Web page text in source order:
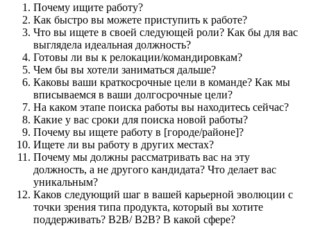
Почему ищите работу?
Как быстро вы можете приступить к работе?
Что вы ищете в своей следующей роли? Как бы для вас
выглядела идеальная должность?
Готовы ли вы к релокации/командировкам?
Чем бы вы хотели заниматься дальше?
Каковы ваши краткосрочные цели в команде? Как мы
вписываемся в ваши долгосрочные цели?
На каком этапе поиска работы вы находитесь сейчас?
Какие у вас сроки для поиска новой работы?
Почему вы ищете работу в [городе/районе]?
Ищете ли вы работу в других местах?
Почему мы должны рассматривать вас на эту
должность, а не другого кандидата? Что делает вас
уникальным?
Каков следующий шаг в вашей карьерной эволюции с
точки зрения типа продукта, который вы хотите
поддерживать? B2B/ B2B? В какой сфере?